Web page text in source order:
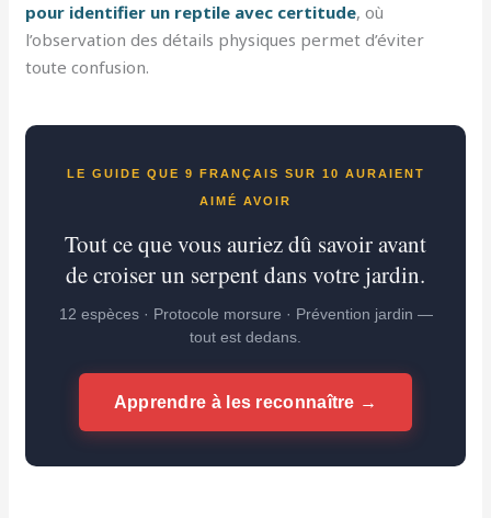
pour identifier un reptile avec certitude, où
l’observation des détails physiques permet d’éviter
toute confusion.
LE GUIDE QUE 9 FRANÇAIS SUR 10 AURAIENT
AIMÉ AVOIR
Tout ce que vous auriez dû savoir avant
de croiser un serpent dans votre jardin.
12 espèces · Protocole morsure · Prévention jardin —
tout est dedans.
Apprendre à les reconnaître →